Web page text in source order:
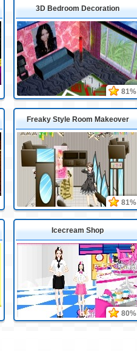
3D Bedroom Decoration
81%
Freaky Style Room Makeover
81%
Icecream Shop
80%